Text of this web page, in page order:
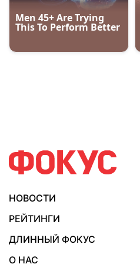
НОВОСТИ
РЕЙТИНГИ
ДЛИННЫЙ ФОКУС
О НАС